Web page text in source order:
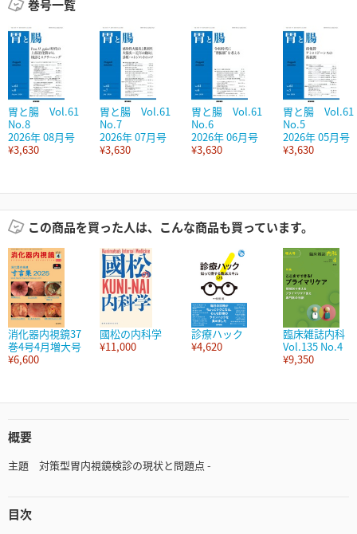
巻号一覧
胃と腸 Vol.61
No.8
2026年 08月号
¥3,630
胃と腸 Vol.61
No.7
2026年 07月号
¥3,630
胃と腸 Vol.61
No.6
2026年 06月号
¥3,630
胃と腸 Vol.61
No.5
2026年 05月号
¥3,630
この商品を買った人は、こんな商品も買っています。
消化器内視鏡37
巻4号4月増大号
¥6,600
國松の内科学
¥11,000
診療ハック
¥4,620
臨床雑誌内科
Vol.135 No.4
¥9,350
概要
主題 対策型胃内視鏡検診の現状と問題点 -
目次